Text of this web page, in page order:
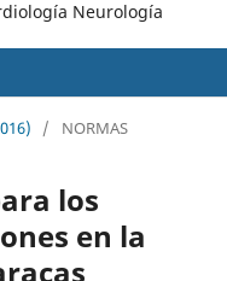
Neurología
/ NORMAS
los
en la